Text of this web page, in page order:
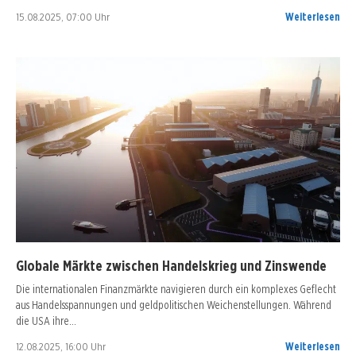
15.08.2025, 07:00 Uhr Weiterlesen
Globale Märkte zwischen Handelskrieg und Zinswende
Die internationalen Finanzmärkte navigieren durch ein komplexes Geflecht
aus Handelsspannungen und geldpolitischen Weichenstellungen. Während
die USA ihre…
12.08.2025, 16:00 Uhr Weiterlesen